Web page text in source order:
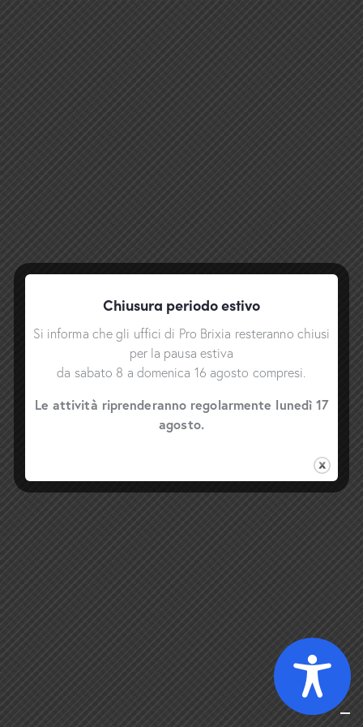
Chiusura periodo estivo
Si informa che gli uffici di Pro Brixia resteranno chiusi
per la pausa estiva
da sabato 8 a domenica 16 agosto compresi.
Le attività riprenderanno regolarmente lunedì 17
agosto.